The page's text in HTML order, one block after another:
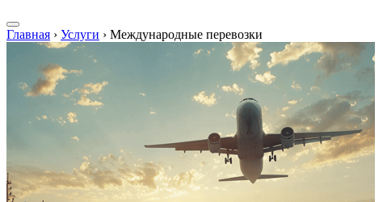
Главная › Услуги › Международные перевозки